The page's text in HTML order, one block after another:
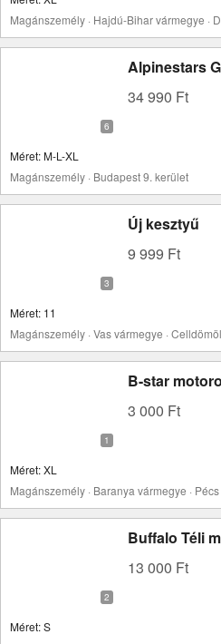
Magánszemély · Hajdú-Bihar vármegye ·
Alpinestars
34 990 Ft
Méret: M-L-XL
Magánszemély · Budapest 9. kerület
Új kesztyű
9 999 Ft
Méret: 11
Magánszemély · Vas vármegye ·
B-star
3 000 Ft
Méret: XL
Magánszemély · Baranya vármegye · Pécs
Buffalo Téli
13 000 Ft
Méret: S